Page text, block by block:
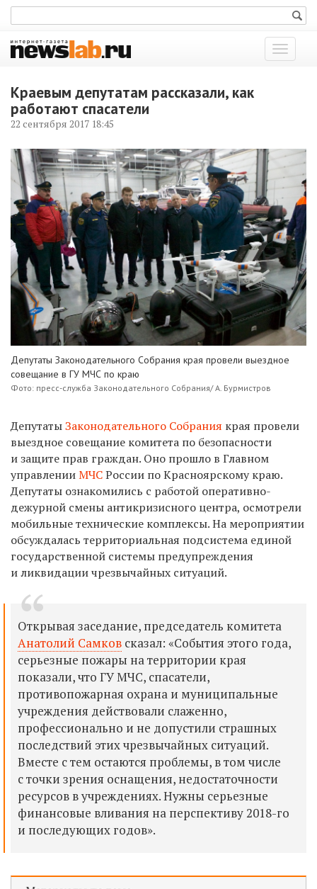
Показать
меню
Краевым депутатам рассказали, как
работают спасатели
22 сентября 2017 18:45
Депутаты Законодательного Собрания края провели выездное
совещание в ГУ МЧС по краю
Фото: пресс-служба Законодательного Собрания/ А. Бурмистров
ДепутатыЗаконодательного Собрания края провели
выездное совещание комитета по безопасности
и защите прав граждан. Оно прошло в Главном
управленииМЧСРоссии по Красноярскому краю.
Депутаты ознакомились с работой оперативно-
дежурной смены антикризисного центра, осмотрели
мобильные технические комплексы. На мероприятии
обсуждалась территориальная подсистема единой
государственной системы предупреждения
и ликвидации чрезвычайных ситуаций.
Открывая заседание, председатель комитета
Анатолий Самков сказал: «События этого года,
серьезные пожары на территории края
показали, что ГУ МЧС, спасатели,
противопожарная охрана и муниципальные
учреждения действовали слаженно,
профессионально и не допустили страшных
последствий этих чрезвычайных ситуаций.
Вместе с тем остаются проблемы, в том числе
с точки зрения оснащения, недостаточности
ресурсов в учреждениях. Нужны серьезные
финансовые вливания на перспективу 2018-го
и последующих годов».